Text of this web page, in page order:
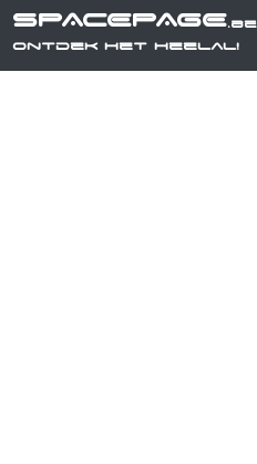
SPACEPAGE.be
Ontdek het heelal!